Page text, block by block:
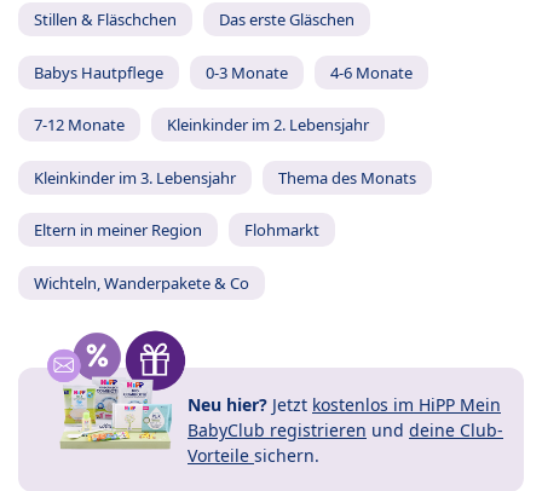
Stillen & Fläschchen Das erste Gläschen
Babys Hautpflege 0-3 Monate 4-6 Monate
7-12 Monate Kleinkinder im 2. Lebensjahr
Kleinkinder im 3. Lebensjahr Thema des Monats
Eltern in meiner Region Flohmarkt
Wichteln, Wanderpakete & Co
Neu hier? Jetzt kostenlos im HiPP Mein
BabyClub registrieren und deine Club-
Vorteile sichern.